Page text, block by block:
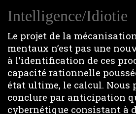
Intelligence/Idiotie
Le projet de la
mentaux n’est pas une
à l’identification de ces
capacité rationnelle
état ultime, le calcul. Nous
conclure par anticipation
cybernétique consistant à